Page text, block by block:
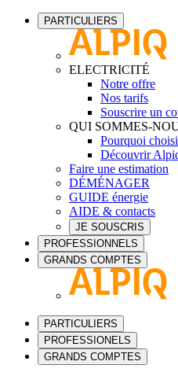
PARTICULIERS
ELECTRICITÉ
Notre offre
Nos tarifs
Souscrire un
QUI SOMMES-
Pourquoi
Découvrir
Faire une estimation
DÉMÉNAGER
GUIDE énergie
AIDE & contacts
JE SOUSCRIS
PROFESSIONNELS
GRANDS COMPTES
PARTICULIERS
PROFESSIONELS
GRANDS COMPTES